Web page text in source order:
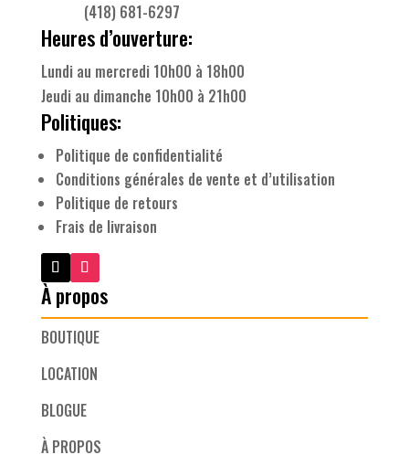
(418) 681-6297
Heures d’ouverture:
Lundi au mercredi 10h00 à 18h00
Jeudi au dimanche 10h00 à 21h00
Politiques:
Politique de confidentialité
Conditions générales de vente et d’utilisation
Politique de retours
Frais de livraison
À propos
BOUTIQUE
LOCATION
BLOGUE
À PROPOS